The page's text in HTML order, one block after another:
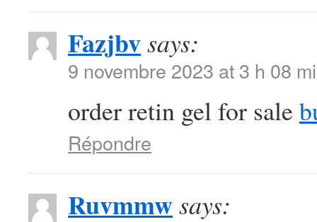
Fazjbvsays:
9 novembre 2023 at 3 h 08
order retin gel for sale
Répondre
Ruvmmwsays: